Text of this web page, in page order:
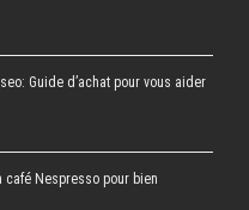
Guide d’achat pour vous aider
café Nespresso pour bien